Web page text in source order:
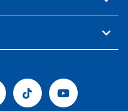
Tiktok Youtube